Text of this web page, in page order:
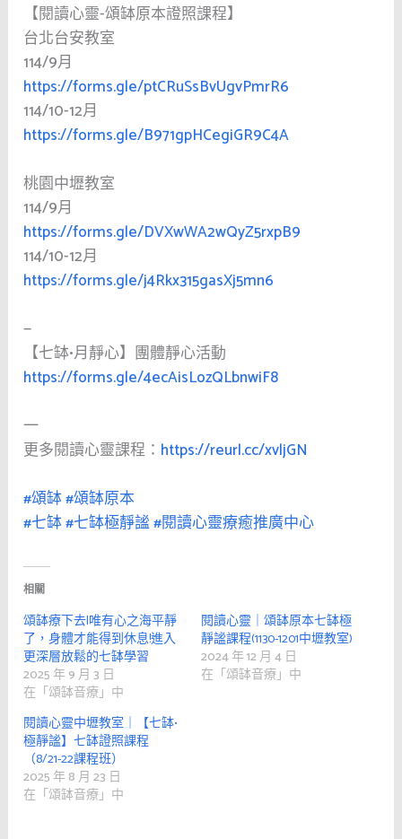
【閱讀心靈-頌缽原本證照課程】
台北台安教室
114/9月
https://forms.gle/ptCRuSsBvUgvPmrR6
114/10-12月
https://forms.gle/B971gpHCegiGR9C4A
桃園中壢教室
114/9月
https://forms.gle/DVXwWA2wQyZ5rxpB9
114/10-12月
https://forms.gle/j4Rkx315gasXj5mn6
—
【七缽•月靜心】團體靜心活動
https://forms.gle/4ecAisLozQLbnwiF8
一
更多閱讀心靈課程： https://reurl.cc/xvljGN
#頌缽#頌缽原本
#七缽#七缽極靜謐#閱讀心靈療癒推廣中心
相關
頌缽療下去|唯有心之海平靜
了，身體才能得到休息!進入
更深層放鬆的七缽學習
2025 年 9 月 3 日
在「頌缽音療」中
閱讀心靈｜頌缽原本七缽極
靜謐課程(1130-1201中壢教室)
2024 年 12 月 4 日
在「頌缽音療」中
閱讀心靈中壢教室｜【七缽•
極靜謐】七缽證照課程
（8/21-22課程班）
2025 年 8 月 23 日
在「頌缽音療」中